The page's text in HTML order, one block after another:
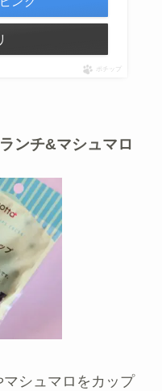
ポチップ
ンチ&マシュマロ
シュマロをカップ